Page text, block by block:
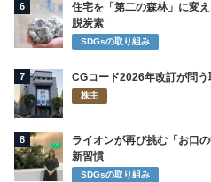
6
住宅を「第二の森林」に変
脱炭素
SDGsの取り組み
7 CGコード2026年改訂が問
株主
8
ライオンが再び挑む「お口
新習慣
SDGsの取り組み